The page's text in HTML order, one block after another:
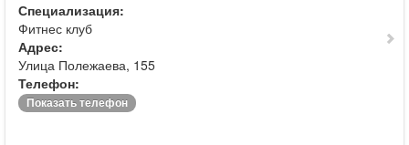
Специализация:
Фитнес клуб
Адрес:
Улица Полежаева, 155
Телефон:
Показать телефон